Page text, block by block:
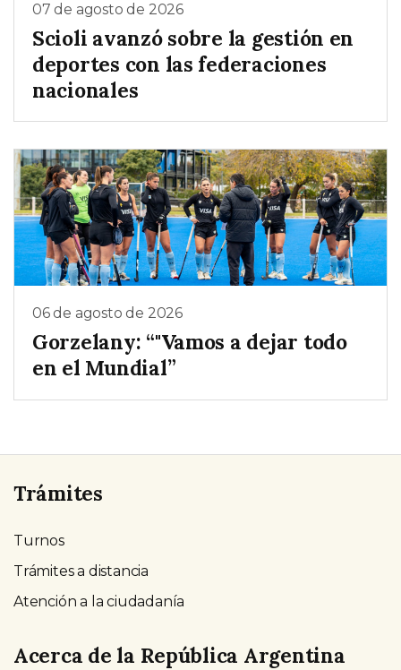
07 de agosto de 2026
Scioli avanzó sobre la gestión en
deportes con las federaciones
nacionales
06 de agosto de 2026
Gorzelany: “"Vamos a dejar todo
en el Mundial”
Trámites
Turnos
Trámites a distancia
Atención a la ciudadanía
Acerca de la República Argentina